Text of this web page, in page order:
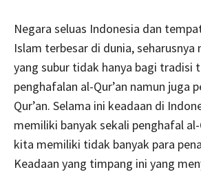
Negara seluas Indonesia dan
Islam terbesar di dunia,
yang subur tidak hanya bagi tradisi
penghafalan al-Qur’an namun juga
Qur’an. Selama ini keadaan di
memiliki banyak sekali penghafal al-
kita memiliki tidak banyak para
Keadaan yang timpang ini yang